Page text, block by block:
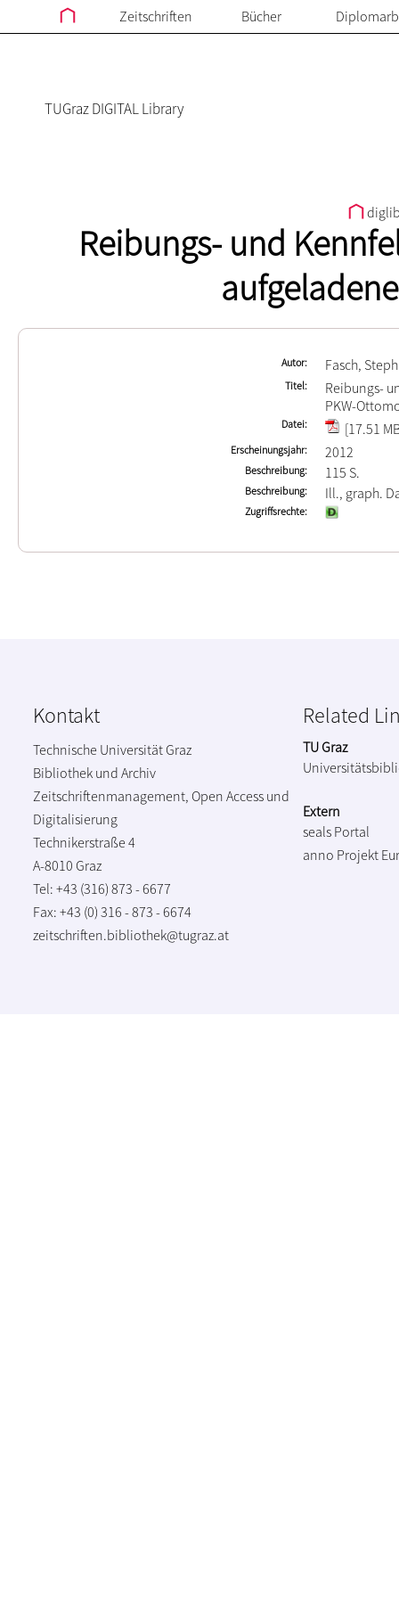
Zeitschriften Bücher
TUGraz DIGITAL Library
Reibungs- und
Autor Fasch,
Titel
Reibungs-
PKW-
Datei [17.51
Erscheinungsjahr 2012
Beschreibung 115 S.
Beschreibung Ill., graph.
Zugriffsrechte
Kontakt
Technische Universität Graz
Bibliothek und Archiv
Zeitschriftenmanagement, Open Access und
Digitalisierung
Technikerstraße 4
A-8010 Graz
Tel: +43 (316) 873 - 6677
Fax: +43 (0) 316 - 873 - 6674
zeitschriften.bibliothek@tugraz.at
Related
TU Graz
Extern
seals Portal
anno Projekt